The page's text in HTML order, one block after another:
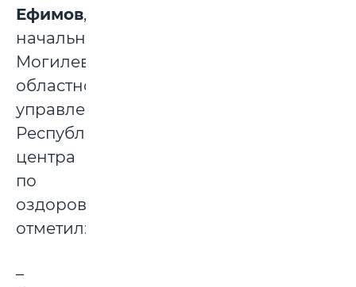
Ефимов,
начальник
Могилевского
областного
управления
Республиканского
центра
по
оздоровлению
отметил:
–